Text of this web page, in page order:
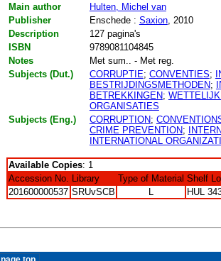
Main author
Hulten, Michel van
Publisher
Enschede : Saxion, 2010
Description
127 pagina's
ISBN
9789081104845
Notes
Met sum.. - Met reg.
Subjects (Dut.)
CORRUPTIE; CONVENTIES;
BESTRIJDINGSMETHODEN;
BETREKKINGEN;
ORGANISATIES
Subjects (Eng.)
CORRUPTION;
CRIME PREVENTION;
INTERNATIONAL
Available Copies: 1
Accession No. Library Type of Material Shelf
201600000537 SRUvSCB L HUL